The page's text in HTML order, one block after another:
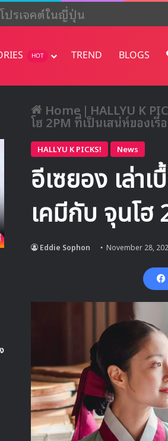
ปรเจคต์ในญี่ปุ่น
HOT TREND BLOGS
Home | HALLYU K
โฮ 2PM ที่เป็นเสน่ห์ของเรื่
HALLYU K PICKS! News
อีเซยอง เล่า
เคมีกับ จุนโฮ
Eddie Sophon November 28,